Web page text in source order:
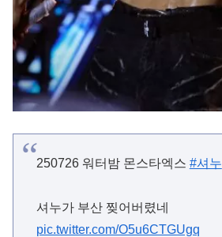
250726 워터밤 몬스타엑스 #셔누
셔누가 부산 찢어버렸네
pic.twitter.com/O5u6CTGUgq